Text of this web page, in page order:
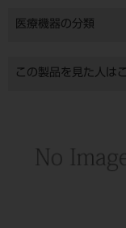
医療機器の分類
この製品を見た人は